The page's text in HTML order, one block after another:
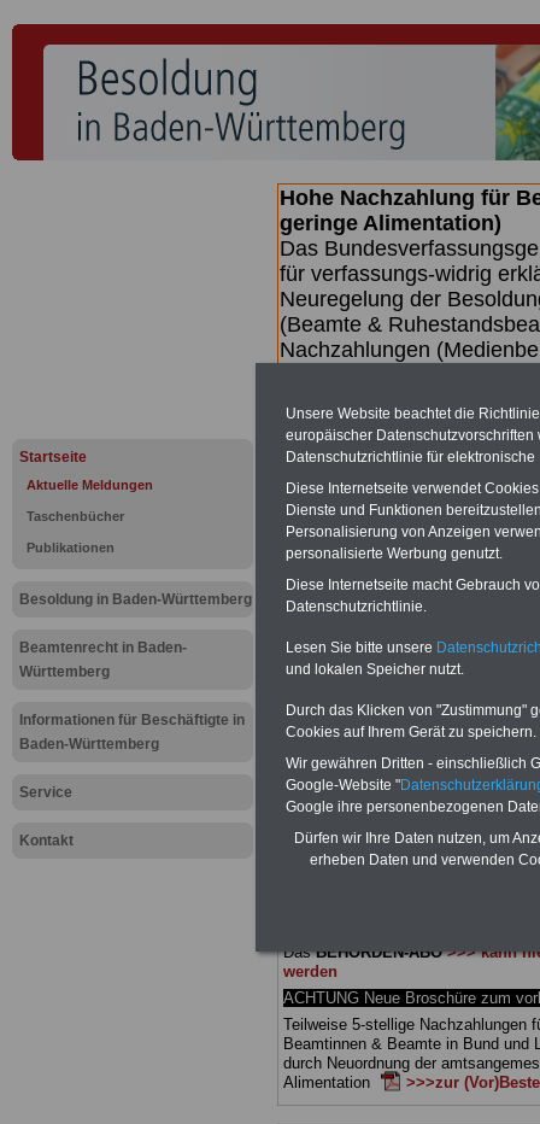
Startseite
Aktuelle Meldungen
Taschenbücher
Publikationen
Besoldung in Baden-Württemberg
Beamtenrecht in Baden-
Württemberg
Informationen für Beschäftigte in
Baden-Württemberg
Service
Kontakt
Hohe Nachzahlung für
geringe Alimentation)
Das
für verfassungs-widrig
Neuregelung der
(Beamte &
Nachzahlungen
dem Beschluss des
wird (wahrscheinlich im
Broschüre
Meldung
der
BEHÖRDEN-ABOmit 3 Ratgebern
25,00 Euro: Wissenswertes für
und Beamte, Beamten-
(Bund/Länder) sowie Beihilferecht
Ländern. Alle drei Ratgeber sind
gegliedert und erläutern auch
DasBEHÖRDEN-ABO >>> kann
werden
ACHTUNG Neue Broschüre zum
Teilweise 5-stellige Nachzahlungen
Beamtinnen & Beamte in Bund und
durch Neuordnung der
Alimentation
>>>zur
Unsere Website beachtet die
europäischer
Datenschutzrichtlinie für
Diese Internetseite verwendet
Dienste und Funktionen
Personalisierung von Anzeigen
personalisierte Werbung genutzt.
Diese Internetseite macht Gebrauch
Datenschutzrichtlinie.
Lesen Sie bitte unsere
und lokalen Speicher nutzt.
Durch das Klicken von "Zustimmung"
Cookies auf Ihrem Gerät zu speichern.
Wir gewähren Dritten - einschließlich
Google-Website "
Google ihre personenbezogenen
Dürfen wir Ihre Daten nutzen, um
erheben Daten und verwenden